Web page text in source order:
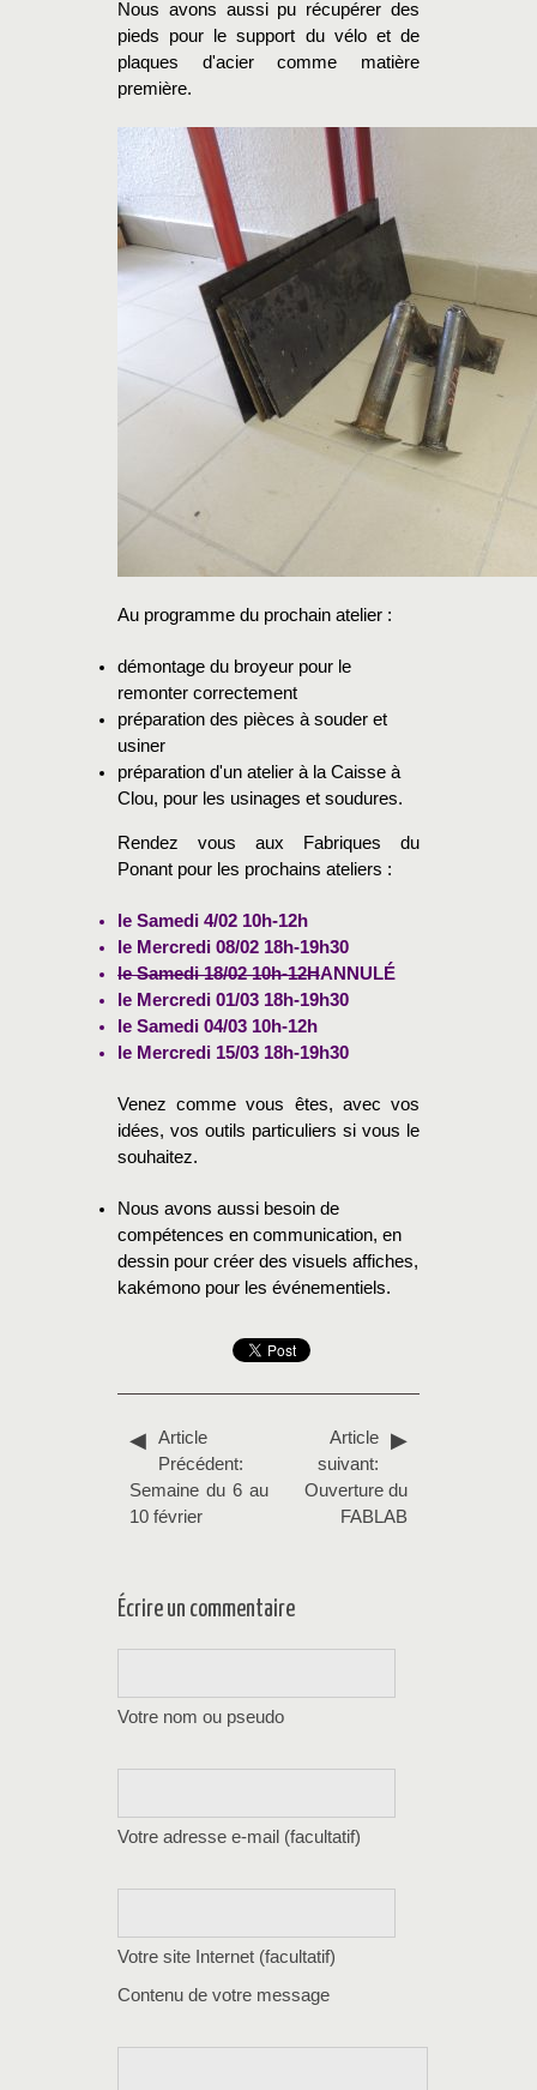
Nous avons aussi pu récupérer des
pieds pour le support du vélo et de
plaques d'acier comme matière
première.
Au programme du prochain atelier :
démontage du broyeur pour le
remonter correctement
préparation des pièces à souder et
usiner
préparation d'un atelier à la Caisse à
Clou, pour les usinages et soudures.
Rendez vous aux Fabriques du
Ponant pour les prochains ateliers :
le Samedi 4/02 10h-12h
le Mercredi 08/02 18h-19h30
le Samedi 18/02 10h-12HANNULÉ
le Mercredi 01/03 18h-19h30
le Samedi 04/03 10h-12h
le Mercredi 15/03 18h-19h30
Venez comme vous êtes, avec vos
idées, vos outils particuliers si vous le
souhaitez.
Nous avons aussi besoin de
compétences en communication, en
dessin pour créer des visuels affiches,
kakémono pour les événementiels.
Article
Précédent:
Semaine du 6 au
10 février
Article
suivant:
Ouverture du
FABLAB
Écrire un commentaire
Votre nom ou pseudo
Votre adresse e-mail (facultatif)
Votre site Internet (facultatif)
Contenu de votre message